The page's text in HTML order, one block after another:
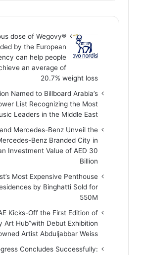
dose of Wegovy®️
by the European
can help people
an average of
20.7% weight loss
Named to Billboard Arabia’s
List Recognizing the Most
Leaders in the Middle East
Mercedes-Benz Unveil the
Benz Branded City in
Investment Value of AED 30
Billion
Most Expensive Penthouse
by Binghatti Sold for
550M
Kicks-Off the First Edition of
Art Hub”with Debut Exhibition
Artist Abduljabbar Weiss
Concludes Successfully: